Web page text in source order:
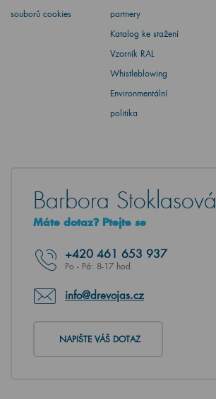
souborů cookies
partnery
Katalog ke stažení
Vzorník RAL
Whistleblowing
Environmentální
politika
Barbora Stoklasová
Máte dotaz? Ptejte se
+420 461 653 937
Po - Pá: 8-17 hod.
info@drevojas.cz
NAPIŠTE VÁŠ DOTAZ